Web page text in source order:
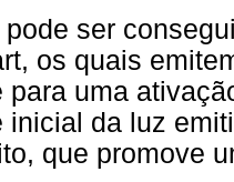
ser
os quais
para uma
inicial da luz
que promove